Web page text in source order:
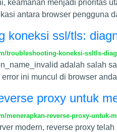
keamanan menjadi prioritas
antara browser pengguna
koneksi ssl/tls:
troubleshooting-koneksi-ssltls-
adalah salah
ini muncul di browser
proxy untuk
menerapkan-reverse-proxy-untuk-
modern, reverse proxy